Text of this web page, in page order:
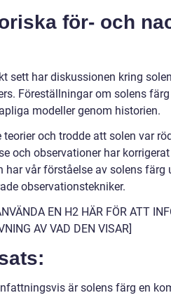
för- och
sett har diskussionen kring
Föreställningar om solens
modeller genom historien.
teorier och trodde att solen var
och observationer har
har vår förståelse av solens
observationstekniker.
EN H2 HÄR FÖR ATT
AV VAD DEN VISAR]
är solens färg en